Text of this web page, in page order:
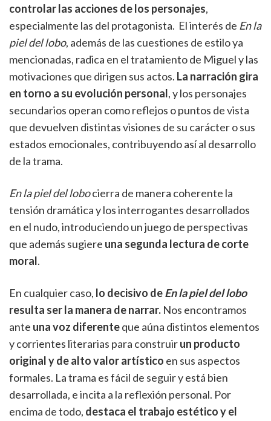
controlar las acciones de los personajes,
especialmente las del protagonista. El interés de En la
piel del lobo, además de las cuestiones de estilo ya
mencionadas, radica en el tratamiento de Miguel y las
motivaciones que dirigen sus actos. La narración gira
en torno a su evolución personal, y los personajes
secundarios operan como reflejos o puntos de vista
que devuelven distintas visiones de su carácter o sus
estados emocionales, contribuyendo así al desarrollo
de la trama.
En la piel del lobocierra de manera coherente la
tensión dramática y los interrogantes desarrollados
en el nudo, introduciendo un juego de perspectivas
que además sugiere una segunda lectura de corte
moral.
En cualquier caso, lo decisivo deEn la piel del lobo
resulta ser la manera de narrar. Nos encontramos
ante una voz diferenteque aúna distintos elementos
y corrientes literarias para construirun producto
original y de alto valor artístico en sus aspectos
formales. La trama es fácil de seguir y está bien
desarrollada, e incita a la reflexión personal. Por
encima de todo, destaca el trabajo estético y el